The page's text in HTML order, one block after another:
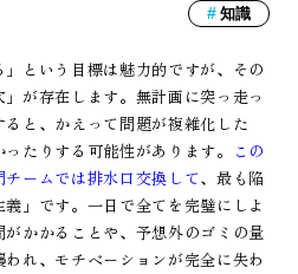
知識
」という目標は魅力的ですが、その
が存在します。無計画に突っ走っ
と、かえって問題が複雑化した
たりする可能性があります。
この
ームでは排水口交換して、最も陥
」です。一日で全てを完璧にしよ
かかることや、予想外のゴミの量
れ、モチベーションが完全に失わ